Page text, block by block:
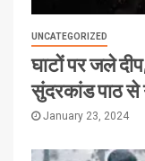
UNCATEGORIZED
घाटों पर जले
सुंदरकांड पाठ से
January 23, 2024